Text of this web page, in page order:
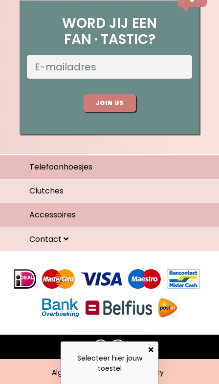
WORD JIJ EEN
FAN TASTIC?
JOIN US
Telefoonhoesjes
Clutches
Accessoires
Contact
Algemene voorwaarden Privacy
Selecteer hier jouw
toestel